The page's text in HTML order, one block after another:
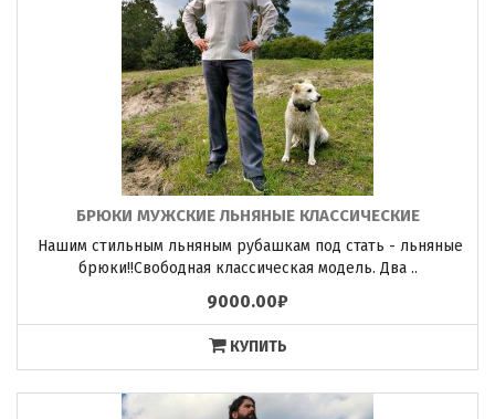
БРЮКИ МУЖСКИЕ ЛЬНЯНЫЕ КЛАССИЧЕСКИЕ
Нашим стильным льняным рубашкам под стать - льняные
брюки!!Свободная классическая модель. Два ..
9000.00₽
КУПИТЬ